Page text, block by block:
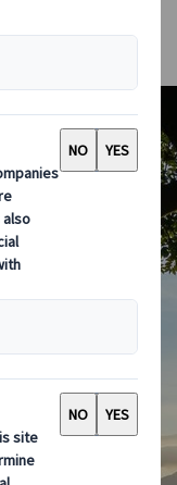
av Kyushu